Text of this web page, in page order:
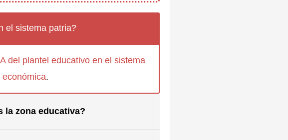
el sistema patria?
del plantel educativo en el sistema
.
la zona educativa?